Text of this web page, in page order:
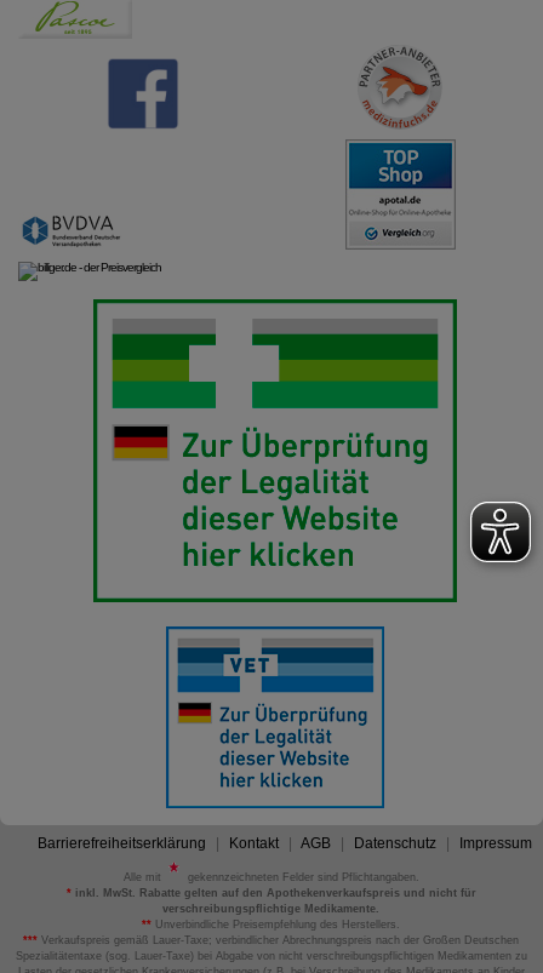
Barrierefreiheitserklärung Kontakt AGB Datenschutz Impressum
Alle mit
gekennzeichneten Felder sind Pflichtangaben.
*inkl. MwSt. Rabatte gelten auf den Apothekenverkaufspreis und nicht für
verschreibungspflichtige Medikamente.
** Unverbindliche Preisempfehlung des Herstellers.
*** Verkaufspreis gemäß Lauer-Taxe; verbindlicher Abrechnungspreis nach der Großen Deutschen
Spezialitätentaxe (sog. Lauer-Taxe) bei Abgabe von nicht verschreibungspflichtigen Medikamenten zu